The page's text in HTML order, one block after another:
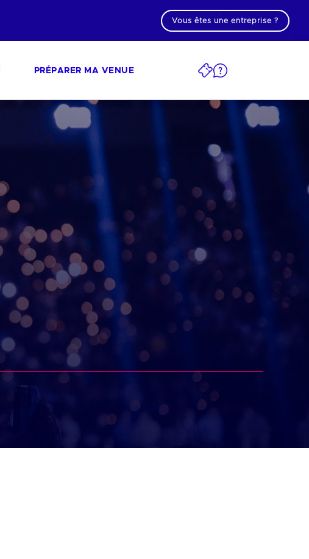
Vous êtes une entreprise ?
PRÉPARER MA VENUE